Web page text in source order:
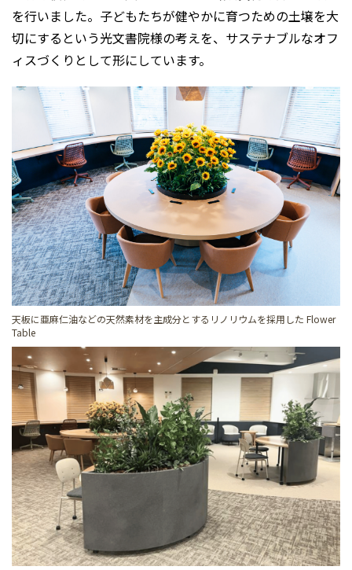
を行いました。子どもたちが健やかに育つための土壌を大
切にするという光文書院様の考えを、サステナブルなオフ
ィスづくりとして形にしています。
天板に亜麻仁油などの天然素材を主成分とするリノリウムを採用した Flower
Table